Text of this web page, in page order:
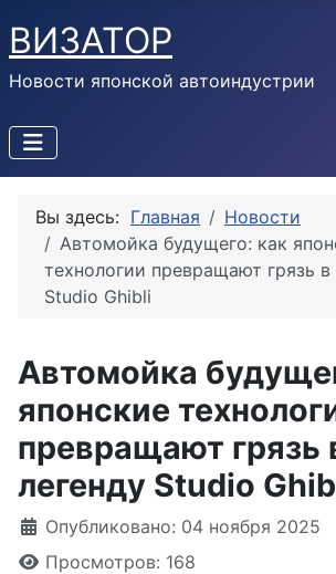
ВИЗАТОР
Новости японской автоиндустрии
Вы здесь: Главная
Новости
Автомойка будущего: как
технологии превращают грязь в
Studio Ghibli
Автомойка
японские
превращают грязь
легенду Studio
Информация о материале
Опубликовано: 04 ноября 2025
Просмотров: 168